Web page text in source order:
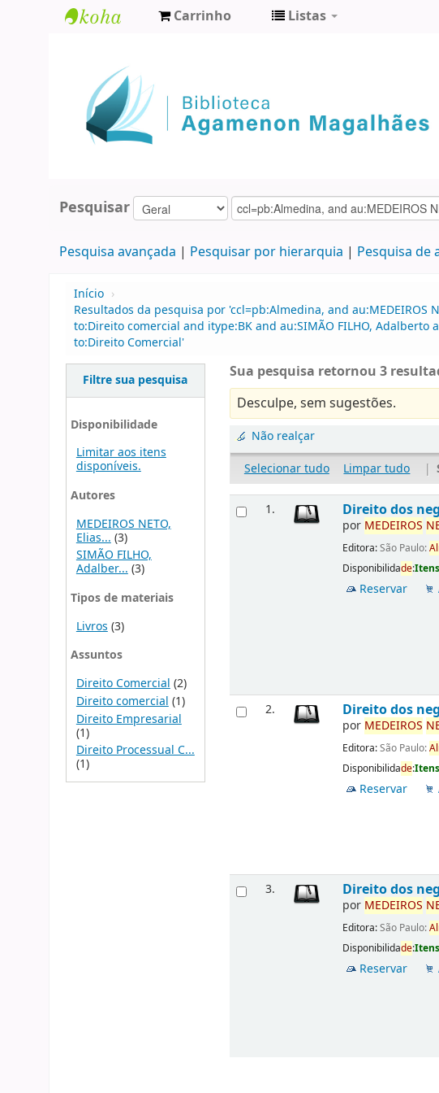
Agamenon
Magalhães
Carrinho Listas
Pesquisar
Pesquisa avançada Pesquisar por hierarquia Pesquisa de
Início ›
Resultados da pesquisa por 'ccl=pb:Almedina, and
to:Direito comercial and itype:BK and au:SIMÃO FILHO, Adalberto
to:Direito Comercial'
Filtre sua pesquisa
Disponibilidade
Limitar aos itens
disponíveis.
Autores
MEDEIROS NETO,
Elias... (3)
SIMÃO FILHO,
Adalber...(3)
Tipos de materiais
Livros (3)
Assuntos
Direito Comercial (2)
Direito comercial (1)
Direito Empresarial
(1)
Direito Processual C...
(1)
Sua pesquisa retornou 3
Desculpe, sem sugestões.
Não realçar
Selecionar tudo
Limpar tudo |
1. Direito dos
por MEDEIROS
Editora:São Paulo:
Disponibilidade:
Reservar
2. Direito dos
por MEDEIROS
Editora:São Paulo:
Disponibilidade:
Reservar
3. Direito dos
por MEDEIROS
Editora:São Paulo:
Disponibilidade:
Reservar